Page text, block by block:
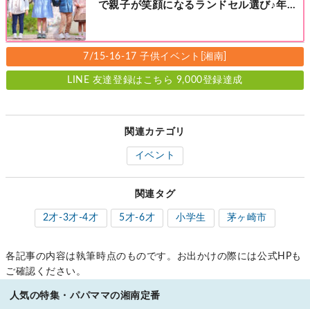
で親子が笑顔になるランドセル選び♪年
店・町田店・マルイファミリー溝口店］
7/15-16-17 子供イベント[湘南]
LINE 友達登録はこちら 9,000登録達成
関連カテゴリ
イベント
関連タグ
2才-3才-4才 5才-6才 小学生 茅ヶ崎市
各記事の内容は執筆時点のものです。お出かけの際には公式HPも
ご確認ください。
人気の特集・パパママの湘南定番